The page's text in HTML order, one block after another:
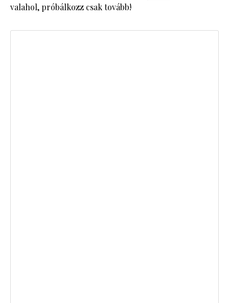
valahol, próbálkozz csak tovább!